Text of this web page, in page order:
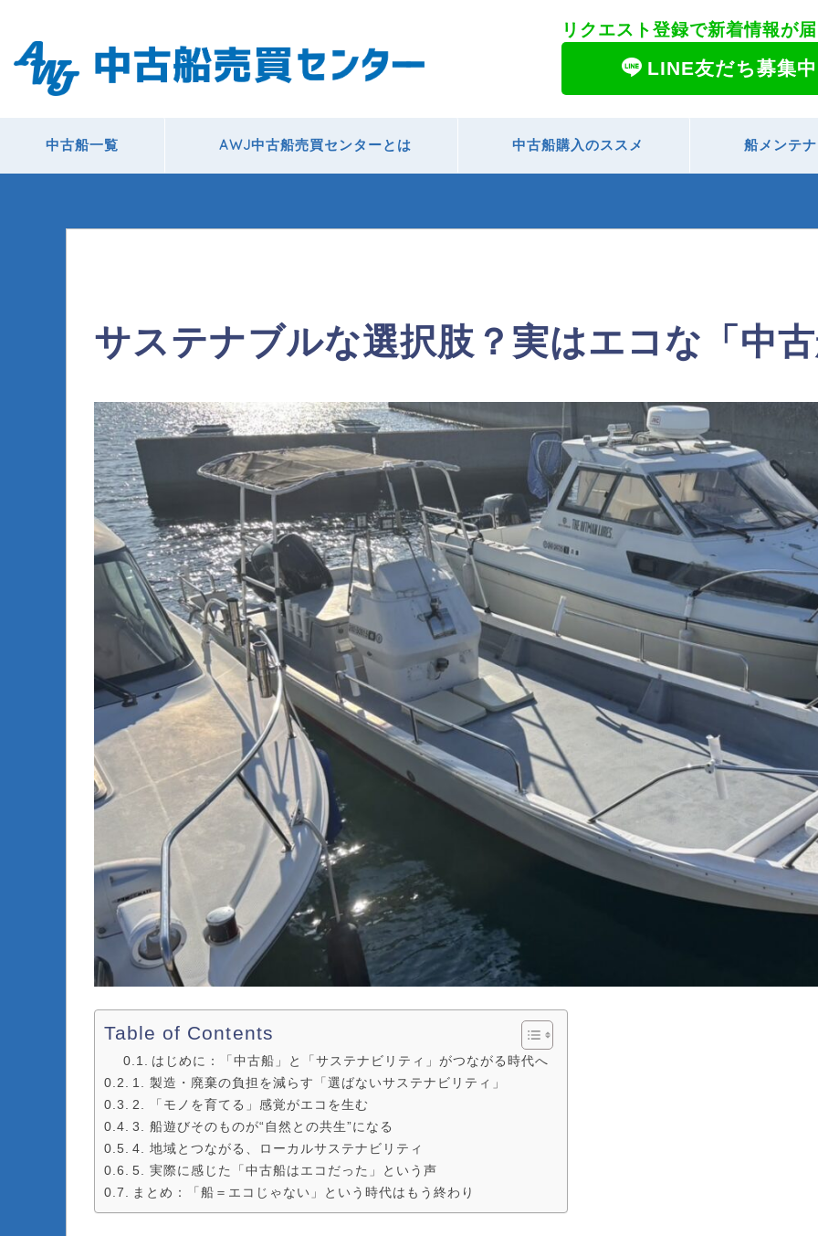
リクエスト登録で新着情報が
LINE友だち募集中
中古船一覧 AWJ中古船売買センターとは 中古船購入のススメ 船メンテ
サステナブルな選択肢？実はエコな「中
Table of Contents
はじめに：「中古船」と「サステナビリティ」がつながる時代へ
1. 製造・廃棄の負担を減らす「選ばないサステナビリティ」
2. 「モノを育てる」感覚がエコを生む
3. 船遊びそのものが“自然との共生”になる
4. 地域とつながる、ローカルサステナビリティ
5. 実際に感じた「中古船はエコだった」という声
まとめ：「船＝エコじゃない」という時代はもう終わり